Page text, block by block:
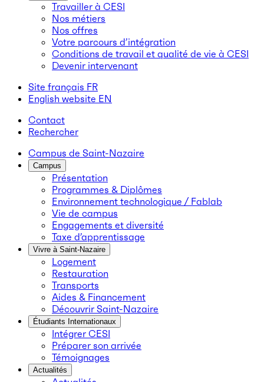
Travailler à CESI
Nos métiers
Nos offres
Votre parcours d’intégration
Conditions de travail et qualité de vie à CESI
Devenir intervenant
Site français FR
English website EN
Contact
Rechercher
Campus de Saint-Nazaire
Campus
Présentation
Programmes & Diplômes
Environnement technologique / Fablab
Vie de campus
Engagements et diversité
Taxe d’apprentissage
Vivre à Saint-Nazaire
Logement
Restauration
Transports
Aides & Financement
Découvrir Saint-Nazaire
Étudiants Internationaux
Intégrer CESI
Préparer son arrivée
Témoignages
Actualités